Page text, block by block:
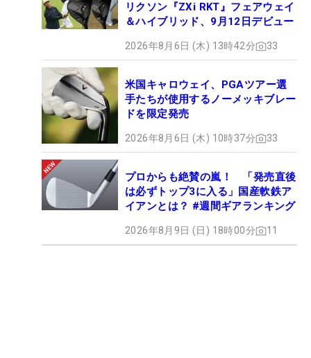
リクソン『ZXi RKT』フェアウェイ
＆ハイブリッド、9月12日デビュー
2026年8月6日 (木) 13時42分 33
米国キャロウェイ、PGAツアー選
手たちが使用するノーメッキブレー
ドを限定発売
2026年8月6日 (木) 10時37分 33
プロからも絶賛の嵐！ 「発売直後
は必ずトップ3に入る」国産軟鉄ア
イアンとは？ #週間ギアランキング
2026年8月9日 (日) 18時00分 11